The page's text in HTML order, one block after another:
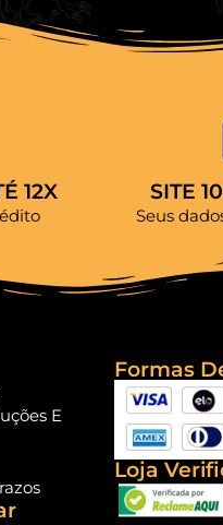
12X SITE
Seus
E
Formas
Loja